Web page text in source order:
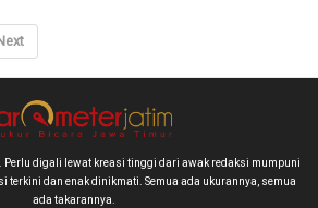
Perlu digali lewat kreasi tinggi dari awak redaksi mumpuni
terkini dan enak dinikmati. Semua ada ukurannya, semua
ada takarannya.